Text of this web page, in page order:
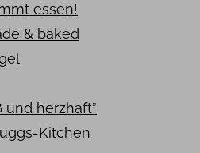
essen!
& baked
und herzhaft”
Kitchen